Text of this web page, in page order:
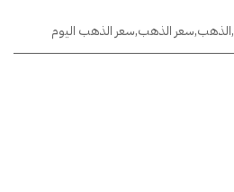
,الذهب,سعر الذهب,سعر الذهب اليوم